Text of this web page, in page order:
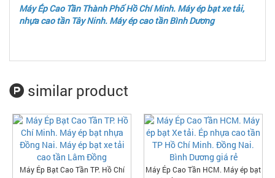
Máy Ép Cao Tần Thành Phố Hồ Chí Minh. Máy ép bạt xe tải,
nhựa cao tần Tây Ninh. Máy ép cao tần Bình Dương
similar product
Máy Ép Bạt Cao Tần TP. Hồ Chí
Máy Ép Cao Tần HCM. Máy ép bạt